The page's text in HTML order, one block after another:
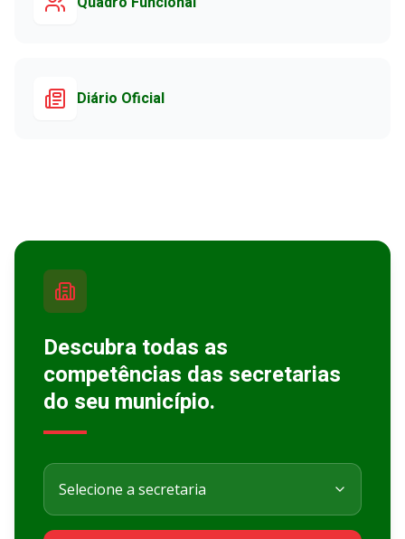
Diário Oficial
Descubra todas as
competências das secretarias
do seu município.